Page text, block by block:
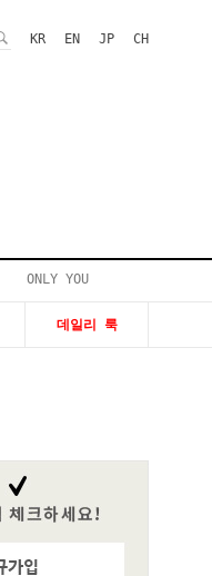
KR EN JP CH
ONLY YOU
데일리 룩